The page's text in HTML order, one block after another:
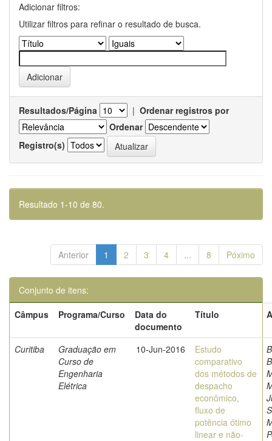
Adicionar filtros:
Utilizar filtros para refinar o resultado de busca.
Resultados/Página | Ordenar registros por
Ordenar
Registro(s)
Resultado 1-10 de 80.
Anterior 1 2 3 4 ... 8 Póximo
Conjunto de itens:
Câmpus
Programa/Curso
Data do
documento
Título
Curitiba
Graduação em
Curso de
Engenharia
Elétrica
10-Jun-2016
Estudo
comparativo
dos métodos de
despacho
econômico,
fluxo de
potência ótimo
linear e não-